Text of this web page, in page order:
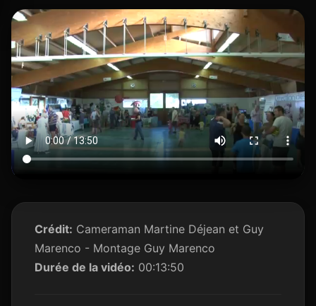
Crédit: Cameraman Martine Déjean et Guy
Marenco - Montage Guy Marenco
Durée de la vidéo: 00:13:50